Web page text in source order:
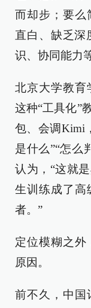
而却步；要么
直白、缺乏深
识、协同能力
北京大学教育
这种“工具化”
包、会调Kimi
是什么”“怎么
认为，“这就
生训练成了高
者。”
定位模糊之外
原因。
前不久，中国